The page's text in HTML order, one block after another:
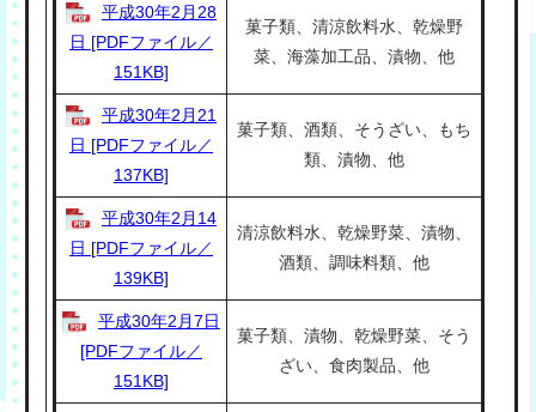
平成30年2月28
日 [PDFファイル／
151KB]
菓子類、清涼飲料水、乾燥野
菜、海藻加工品、漬物、他
平成30年2月21
日 [PDFファイル／
137KB]
菓子類、酒類、そうざい、もち
類、漬物、他
平成30年2月14
日 [PDFファイル／
139KB]
清涼飲料水、乾燥野菜、漬物、
酒類、調味料類、他
平成30年2月7日
[PDFファイル／
151KB]
菓子類、漬物、乾燥野菜、そう
ざい、食肉製品、他